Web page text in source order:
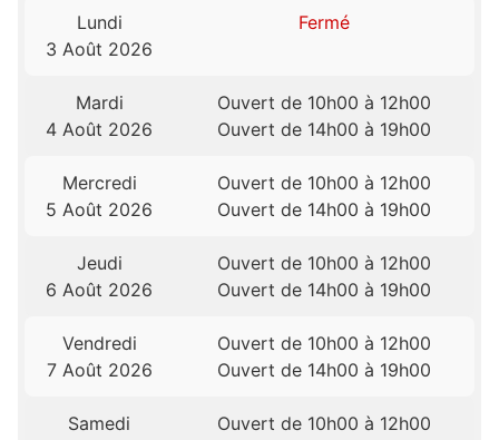
Lundi
3 Août 2026
Fermé
Mardi
4 Août 2026
Ouvert de 10h00 à 12h00
Ouvert de 14h00 à 19h00
Mercredi
5 Août 2026
Ouvert de 10h00 à 12h00
Ouvert de 14h00 à 19h00
Jeudi
6 Août 2026
Ouvert de 10h00 à 12h00
Ouvert de 14h00 à 19h00
Vendredi
7 Août 2026
Ouvert de 10h00 à 12h00
Ouvert de 14h00 à 19h00
Samedi
Ouvert de 10h00 à 12h00